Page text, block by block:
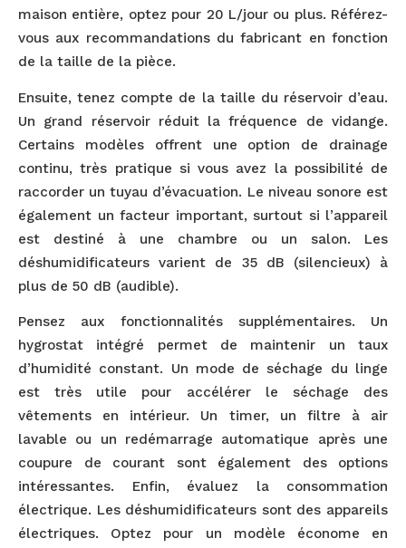
maison entière, optez pour 20 L/jour ou plus. Référez-
vous aux recommandations du fabricant en fonction
de la taille de la pièce.
Ensuite, tenez compte de la taille du réservoir d’eau.
Un grand réservoir réduit la fréquence de vidange.
Certains modèles offrent une option de drainage
continu, très pratique si vous avez la possibilité de
raccorder un tuyau d’évacuation. Le niveau sonore est
également un facteur important, surtout si l’appareil
est destiné à une chambre ou un salon. Les
déshumidificateurs varient de 35 dB (silencieux) à
plus de 50 dB (audible).
Pensez aux fonctionnalités supplémentaires. Un
hygrostat intégré permet de maintenir un taux
d’humidité constant. Un mode de séchage du linge
est très utile pour accélérer le séchage des
vêtements en intérieur. Un timer, un filtre à air
lavable ou un redémarrage automatique après une
coupure de courant sont également des options
intéressantes. Enfin, évaluez la consommation
électrique. Les déshumidificateurs sont des appareils
électriques. Optez pour un modèle économe en